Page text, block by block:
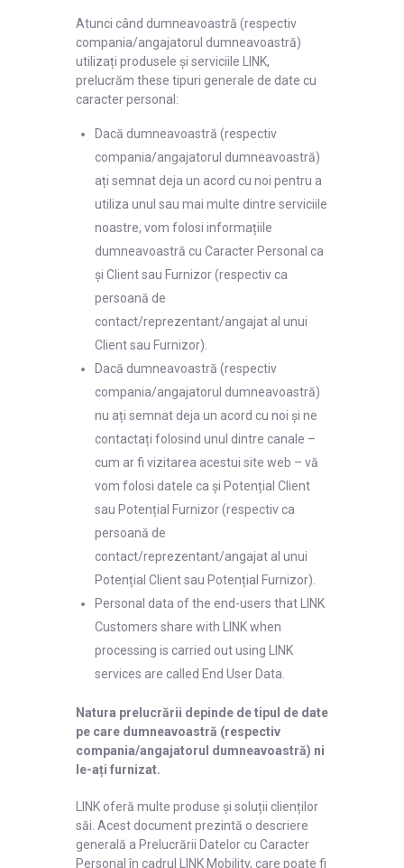
Atunci când dumneavoastră (respectiv
compania/angajatorul dumneavoastră)
utilizați produsele și serviciile LINK,
prelucrăm these tipuri generale de date cu
caracter personal:
Dacă dumneavoastră (respectiv
compania/angajatorul dumneavoastră)
ați semnat deja un acord cu noi pentru a
utiliza unul sau mai multe dintre serviciile
noastre, vom folosi informațiile
dumneavoastră cu Caracter Personal ca
și Client sau Furnizor (respectiv ca
persoană de
contact/reprezentant/angajat al unui
Client sau Furnizor).
Dacă dumneavoastră (respectiv
compania/angajatorul dumneavoastră)
nu ați semnat deja un acord cu noi și ne
contactați folosind unul dintre canale –
cum ar fi vizitarea acestui site web – vă
vom folosi datele ca și Potențial Client
sau Potențial Furnizor (respectiv ca
persoană de
contact/reprezentant/angajat al unui
Potențial Client sau Potențial Furnizor).
Personal data of the end-users that LINK
Customers share with LINK when
processing is carried out using LINK
services are called End User Data.
Natura prelucrării depinde de tipul de date
pe care dumneavoastră (respectiv
compania/angajatorul dumneavoastră) ni
le-ați furnizat.
LINK oferă multe produse și soluții clienților
săi. Acest document prezintă o descriere
generală a Prelucrării Datelor cu Caracter
Personal în cadrul LINK Mobility, care poate fi